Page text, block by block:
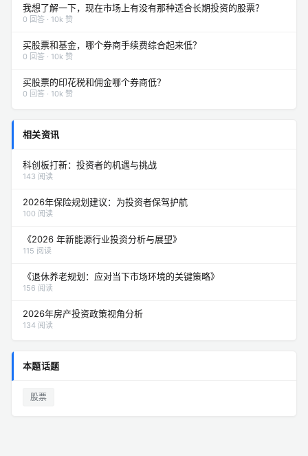
我想了解一下，现在市场上有没有那种适合长期投资的股票？
0 回答 · 10k 赞
买股票和基金，哪个券商手续费综合起来低？
0 回答 · 10k 赞
买股票的印花税和佣金哪个券商低？
0 回答 · 10k 赞
相关资讯
科创板打新：投资者的机遇与挑战
143 阅读
2026年保险规划建议：为投资者保驾护航
100 阅读
《2026 年新能源行业投资分析与展望》
115 阅读
《退休养老规划：应对当下市场环境的关键策略》
156 阅读
2026年房产投资政策视角分析
134 阅读
本题话题
股票